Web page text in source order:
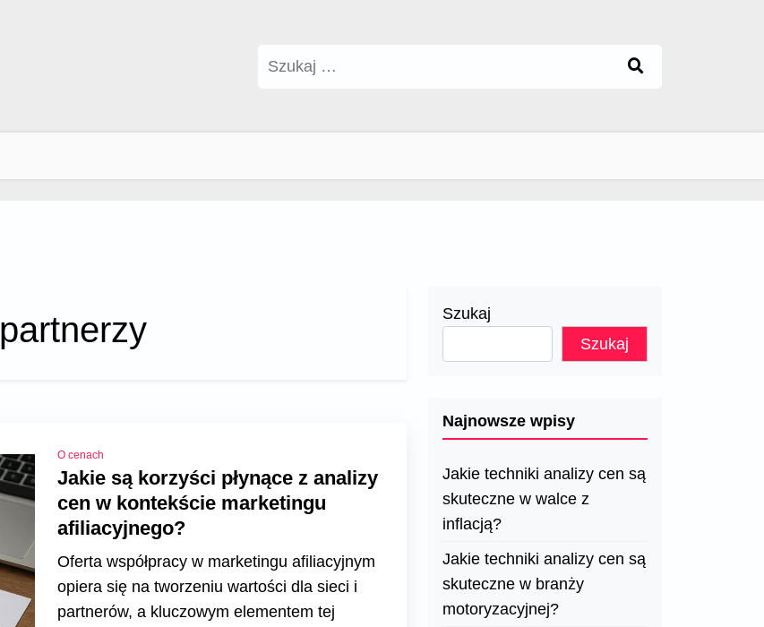
Szukaj:
partnerzy
O cenach
Jakie są korzyści płynące z analizy
cen w kontekście marketingu
afiliacyjnego?
Oferta współpracy w marketingu afiliacyjnym
opiera się na tworzeniu wartości dla sieci i
partnerów, a kluczowym elementem tej
Szukaj
Szukaj
Najnowsze wpisy
Jakie techniki analizy cen są
skuteczne w walce z
inflacją?
Jakie techniki analizy cen są
skuteczne w branży
motoryzacyjnej?